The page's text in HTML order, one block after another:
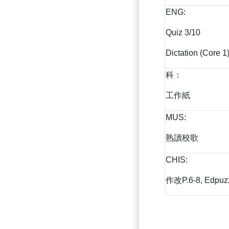
ENG:
Quiz 3/10
Dictation (Core 1)
科：
工作紙
MUS:
熟讀校歌
CHIS:
作改P.6-8,